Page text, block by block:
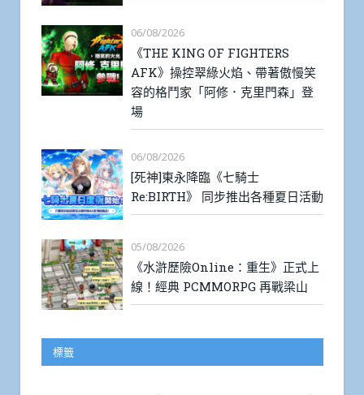
06/08/2026
《THE KING OF FIGHTERS
AFK》操控翠綠火焰、帶著傲慢笑
容的格鬥家「阿修．克里門森」登
場
06/08/2026
[死神]東永降臨《七騎士
Re:BIRTH》 同步推出各種夏日活動
05/08/2026
《水滸歷險Online：重生》正式上
線！經典 PCMMORPG 再戰梁山
標籤